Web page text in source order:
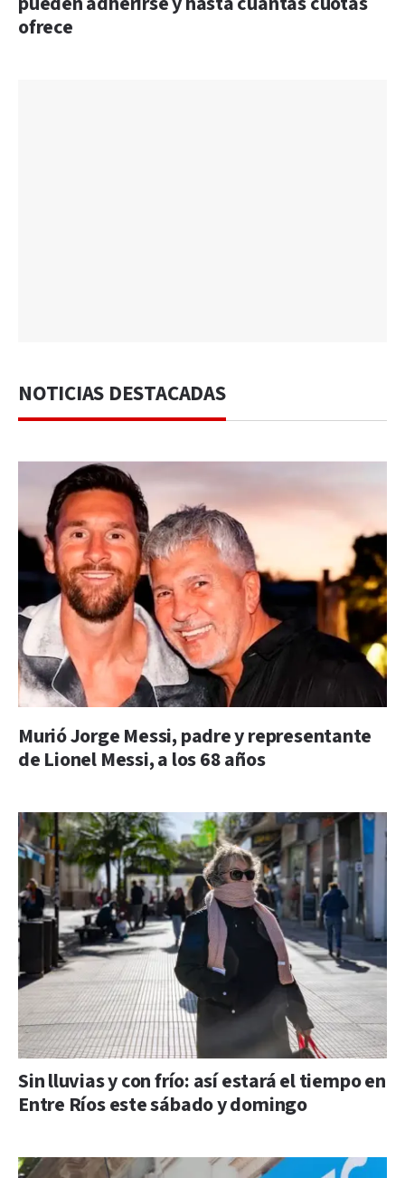
ofrece
NOTICIAS DESTACADAS
Murió Jorge Messi, padre y representante
de Lionel Messi, a los 68 años
Sin lluvias y con frío: así estará el tiempo en
Entre Ríos este sábado y domingo